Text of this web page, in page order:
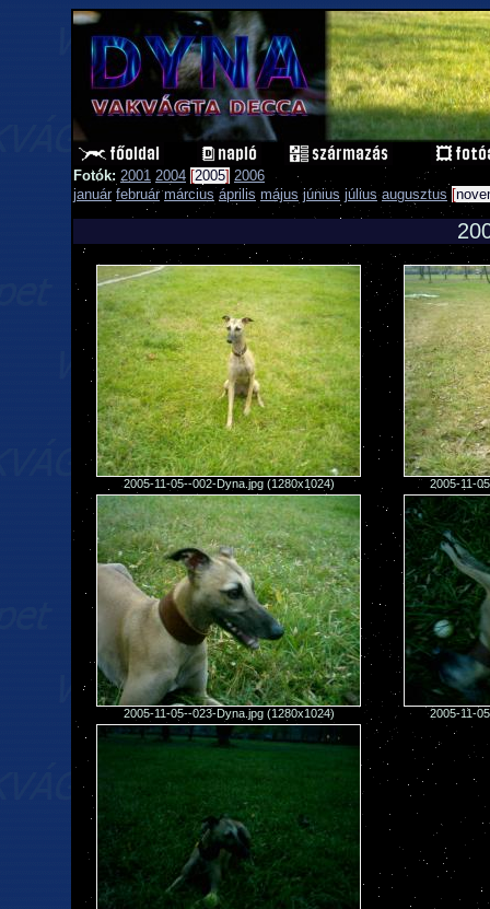
Fotók: 2001 2004 [2005] 2006
január február március április május június július augusztus [
2005-11-05--002-Dyna.jpg (1280x1024) 2005-11-
2005-11-05--023-Dyna.jpg (1280x1024) 2005-11-